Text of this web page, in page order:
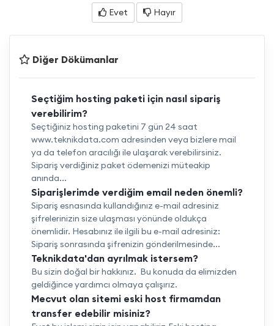
Evet Hayır
Diğer Dökümanlar
Seçtiğim hosting paketi için nasıl sipariş
verebilirim?
Seçtiğiniz hosting paketini 7 gün 24 saat
www.teknikdata.com adresinden veya bizlere mail
ya da telefon aracılığı ile ulaşarak verebilirsiniz.
Sipariş verdiğiniz paket ödemenizi müteakip
anında...
Siparişlerimde verdiğim email neden önemli?
Sipariş esnasında kullandığınız e-mail adresiniz
şifrelerinizin size ulaşması yönünde oldukça
önemlidir. Hesabınız ile ilgili bu e-mail adresiniz:
Sipariş sonrasında şifrenizin gönderilmesinde...
Teknikdata'dan ayrılmak istersem?
Bu sizin doğal bir hakkınız. Bu konuda da elimizden
geldiğince yardımcı olmaya çalışırız.
Mecvut olan sitemi eski host firmamdan
transfer edebilir misiniz?